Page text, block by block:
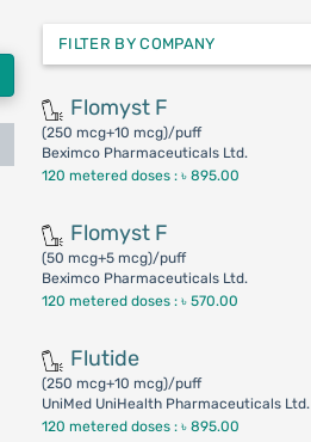
FILTER BY COMPANY
Flomyst F
(250 mcg+10 mcg)/puff
Beximco Pharmaceuticals Ltd.
120 metered doses :৳ 895.00
Flomyst F
(50 mcg+5 mcg)/puff
Beximco Pharmaceuticals Ltd.
120 metered doses :৳ 570.00
Flutide
(250 mcg+10 mcg)/puff
UniMed UniHealth Pharmaceuticals Ltd.
120 metered doses :৳ 895.00